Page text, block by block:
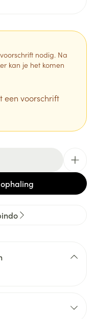
nodig. Na
kan je het komen
een voorschrift